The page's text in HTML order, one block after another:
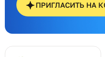
ПРИГЛАСИТЬ НА